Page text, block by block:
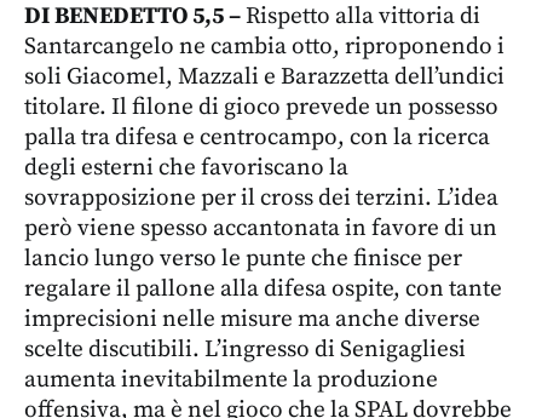
DI BENEDETTO 5,5 –Rispetto alla vittoria di
Santarcangelo ne cambia otto, riproponendo i
soli Giacomel, Mazzali e Barazzetta dell’undici
titolare. Il filone di gioco prevede un possesso
palla tra difesa e centrocampo, con la ricerca
degli esterni che favoriscano la
sovrapposizione per il cross dei terzini. L’idea
però viene spesso accantonata in favore di un
lancio lungo verso le punte che finisce per
regalare il pallone alla difesa ospite, con tante
imprecisioni nelle misure ma anche diverse
scelte discutibili. L’ingresso di Senigagliesi
aumenta inevitabilmente la produzione
offensiva, ma è nel gioco che la SPAL dovrebbe